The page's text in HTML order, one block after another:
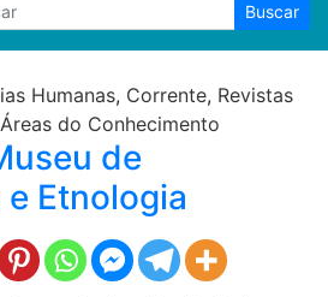
Buscar
Humanas, Corrente, Revistas
do Conhecimento
de
Etnologia